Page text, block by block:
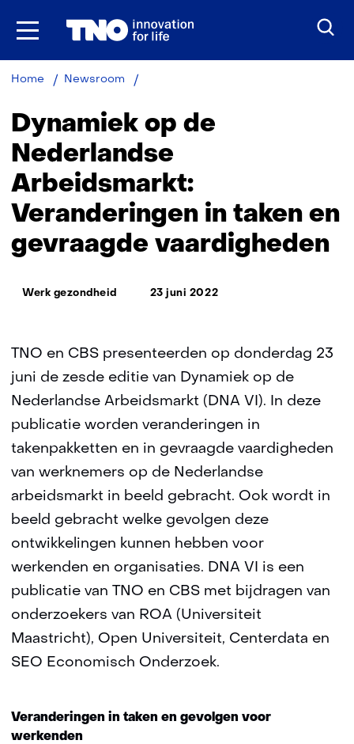
Ga
Home Newsroom
Nederlandse
Arbeidsmarkt:
Veranderingen
in
taken
en
gevraagde
vaardigheden
Dynamiek op de
Nederlandse
Arbeidsmarkt:
Veranderingen in taken en
gevraagde vaardigheden
Thema:
Werk gezondheid 23 juni 2022
TNO en CBS presenteerden op donderdag 23
juni de zesde editie van Dynamiek op de
Nederlandse Arbeidsmarkt (DNA VI). In deze
publicatie worden veranderingen in
takenpakketten en in gevraagde vaardigheden
van werknemers op de Nederlandse
arbeidsmarkt in beeld gebracht. Ook wordt in
beeld gebracht welke gevolgen deze
ontwikkelingen kunnen hebben voor
werkenden en organisaties. DNA VI is een
publicatie van TNO en CBS met bijdragen van
onderzoekers van ROA (Universiteit
Maastricht), Open Universiteit, Centerdata en
SEO Economisch Onderzoek.
Veranderingen in taken en gevolgen voor
werkenden